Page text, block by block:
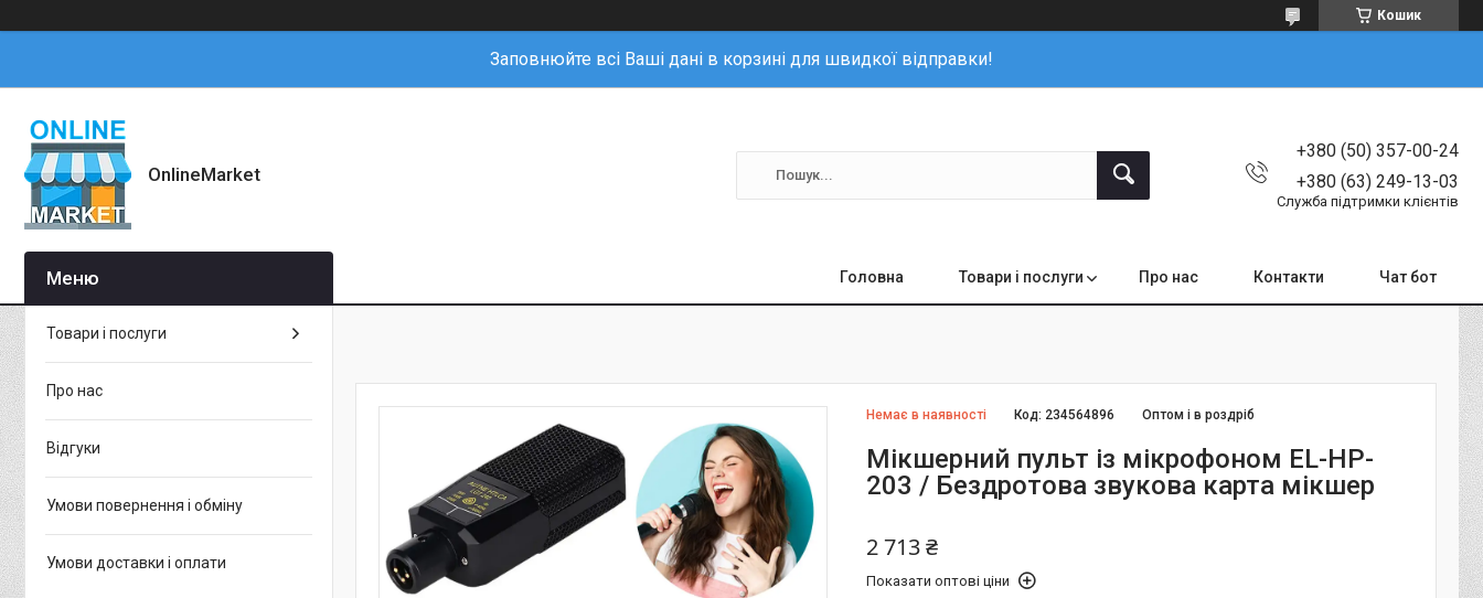
Кошик
Заповнюйте всі Ваші дані в корзині для швидкої відправки!
OnlineMarket
+380 (50) 357-00-24
+380 (63) 249-13-03
Служба підтримки клієнтів
Головна Товари і послуги Про нас Контакти Чат бот
Немає в наявності Оптом і в роздріб
Код: 234564896
Мікшерний пульт із мікрофоном EL-HP-
203 / Бездротова звукова карта мікшер
2 713 ₴
Показати оптові ціни
Товари і послуги
Про нас
Відгуки
Умови повернення і обміну
Умови доставки і оплати